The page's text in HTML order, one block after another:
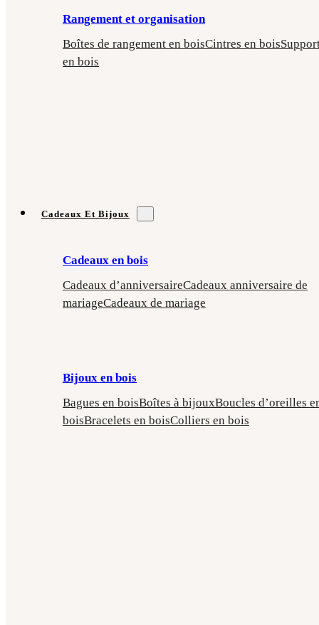
Rangement et organisation
Boîtes de rangement en boisCintres en bois
en bois
Cadeaux Et Bijoux
Cadeaux en bois
Cadeaux d’anniversaireCadeaux anniversaire de
mariageCadeaux de mariage
Bijoux en bois
Bagues en boisBoîtes à bijouxBoucles d’oreilles
boisBracelets en boisColliers en bois